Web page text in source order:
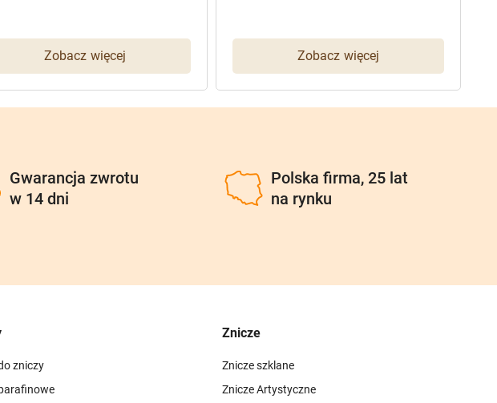
Zobacz więcej Zobacz więcej
Gwarancja zwrotu
w 14 dni
Polska firma, 25 lat
na rynku
zniczy
Znicze
Znicze szklane
Znicze Artystyczne